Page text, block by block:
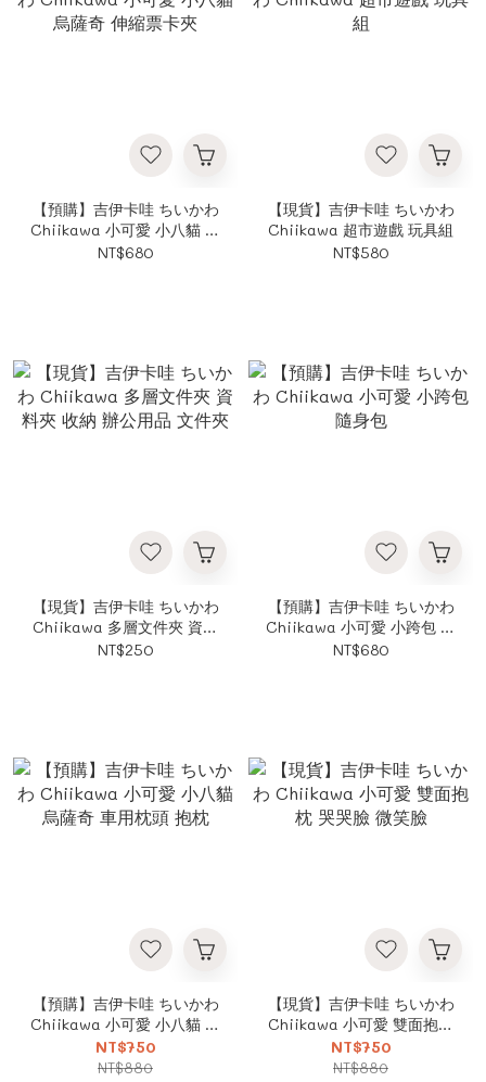
【預購】吉伊卡哇 ちいかわ
Chiikawa 小可愛 小八貓 烏
薩奇 伸縮票卡夾
NT$680
【現貨】吉伊卡哇 ちいかわ
Chiikawa 超市遊戲 玩具組
NT$580
【現貨】吉伊卡哇 ちいかわ
Chiikawa 多層文件夾 資料
夾 收納 辦公用品 文件夾
NT$250
【預購】吉伊卡哇 ちいかわ
Chiikawa 小可愛 小跨包 隨
身包
NT$680
【預購】吉伊卡哇 ちいかわ
Chiikawa 小可愛 小八貓 烏
薩奇 車用枕頭 抱枕
NT$750
NT$880
【現貨】吉伊卡哇 ちいかわ
Chiikawa 小可愛 雙面抱枕
哭哭臉 微笑臉
NT$750
NT$880